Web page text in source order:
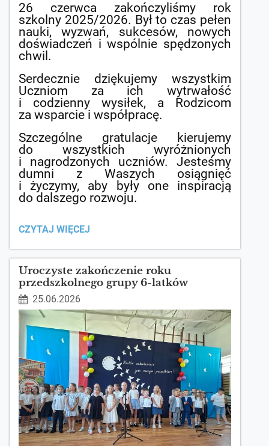
26 czerwca zakończyliśmy rok
szkolny 2025/2026. Był to czas pełen
nauki, wyzwań, sukcesów, nowych
doświadczeń i wspólnie spędzonych
chwil.
Serdecznie dziękujemy wszystkim
Uczniom za ich wytrwałość
i codzienny wysiłek, a Rodzicom
za wsparcie i współpracę.
Szczególne gratulacje kierujemy
do wszystkich wyróżnionych
i nagrodzonych uczniów. Jesteśmy
dumni z Waszych osiągnięć
i życzymy, aby były one inspiracją
do dalszego rozwoju.
ZAKOŃCZENIE
SZKOLNEGO
CZYTAJ WIĘCEJ
Uroczyste zakończenie roku
przedszkolnego grupy 6-latków
25.06.2026